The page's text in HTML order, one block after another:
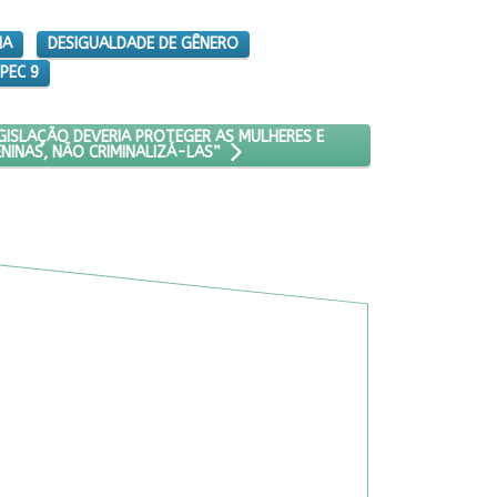
DESIGUALDADE DE GÊNERO
PEC 9
BENGUELA E DA MULHER NEGRA
BRASIL: “A LEGISLAÇÃO DEVERIA PROTEGER AS MULHERES E
DEVERIA PROTEGER AS MULHERES E
NÃO CRIMINALIZÁ-LAS”